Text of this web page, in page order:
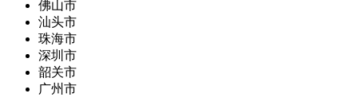
佛山市
汕头市
珠海市
深圳市
韶关市
广州市